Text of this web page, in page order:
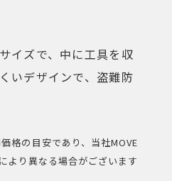
イズで、中に工具を収
いデザインで、盗難防
格の目安であり、当社MOVE
より異なる場合がございます